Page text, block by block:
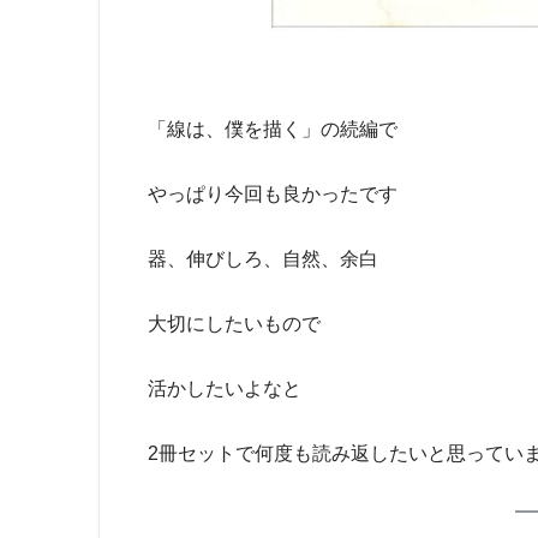
「線は、僕を描く」の続編で
やっぱり今回も良かったです
器、伸びしろ、自然、余白
大切にしたいもので
活かしたいよなと
2冊セットで何度も読み返したいと思ってい